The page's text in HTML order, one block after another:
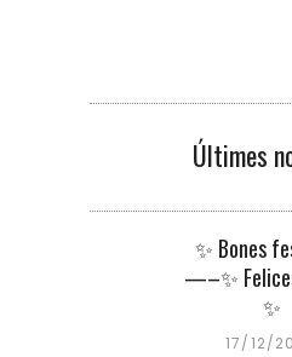
Últimes
✨ Bones
—–✨
✨
17/12/